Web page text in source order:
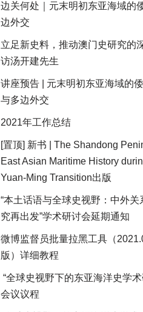
边关何处｜元末明初东亚海域的
边外交
立足新史料，推动澳门史研究
访汤开建先生
讲座预告 | 元末明初东亚海域的
与多边外交
2021年工作总结
[置顶] 新书 | The Shandong
East Asian Maritime History
Yuan-Ming Transition出版
“本土话语与全球史视野：中外关
究再出发”学术研讨会延期通知
微博监督员批量拉黑工具（
版）详细教程
“全球史视野下的东亚海洋史学术
会议议程